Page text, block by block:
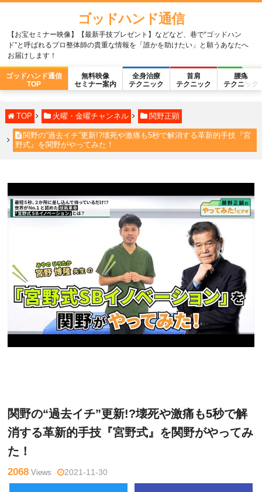
ゴッドハンド通信
【お宝セミナー映像】【最新手技プレゼント】などなど、巷で“ゴッドハン
ド”と呼ばれるプロ整体師の貴重な情報を「誰かを助けたい」と願うあなたへ
お届けします！
ゴッドハンド通信
TOP
無料映像
セミナー案内
全身治療
テクニック
首肩
テクニック
腰痛
テクニック
TOP 火曜・金曜チャンネル 関野正顕
関野の“過去イチ”更新!?壊死や激痛も5秒で解消する革新的手技『宮
野式』を関野がやってみた！
関野の“過去イチ”更新!?壊死や激痛も5秒で解
消する革新的手技『宮野式』を関野がやってみ
た！
2068 Views 2021-11-30